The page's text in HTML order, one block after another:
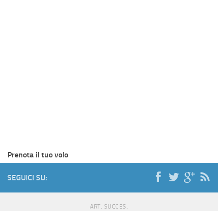
Prenota il tuo volo
SEGUICI SU:
ART. SUCCES.